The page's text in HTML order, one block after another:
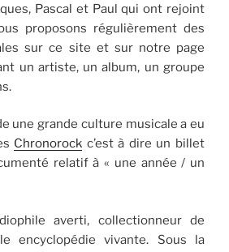
Pascal et Paul qui ont rejoint
proposons régulièrement des
sur ce site et sur notre page
un artiste, un album, un groupe
une grande culture musicale a eu
Chronorock c’est à dire un billet
relatif à « une année / un
averti, collectionneur de
encyclopédie vivante. Sous la